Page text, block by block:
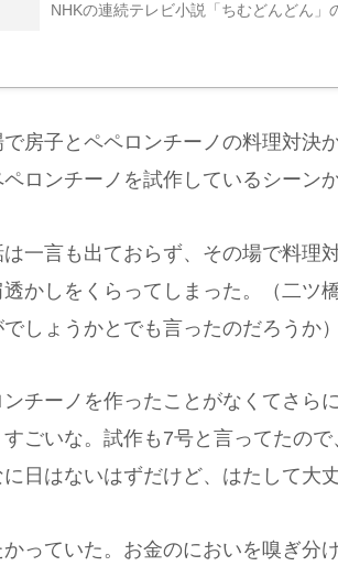
NHKの連続テレビ小説「ちむどんどん」
房子とペペロンチーノの料理対決
ロンチーノを試作しているシーン
一言も出ておらず、その場で料理
かしをくらってしまった。（二ツ
しょうかとでも言ったのだろうか）
チーノを作ったことがなくてさら
ごいな。試作も7号と言ってたので
日はないはずだけど、はたして大
っていた。お金のにおいを嗅ぎ分